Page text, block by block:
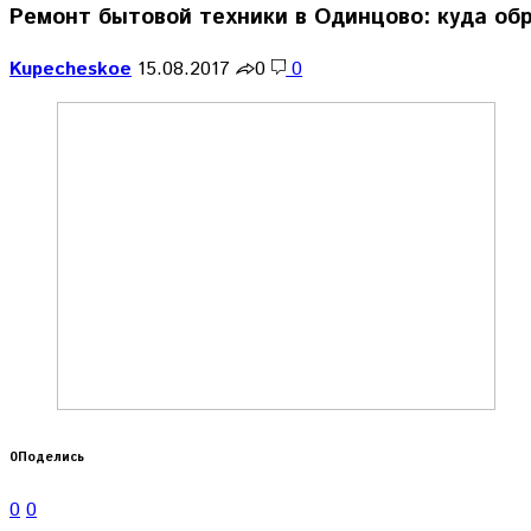
Ремонт бытовой техники в Одинцово: куда
Kupecheskoe 15.08.2017 0 0
0Поделись
0 0